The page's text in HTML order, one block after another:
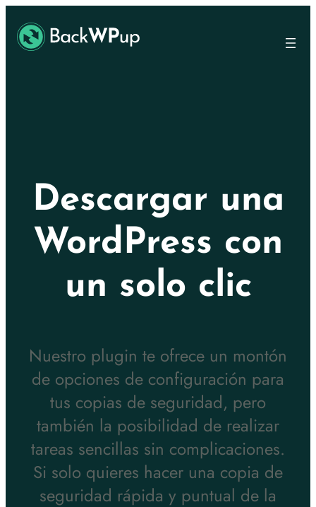
contenido
content
Descargar una
WordPress con
un solo clic
Nuestro plugin te ofrece un montón
de opciones de configuración para
tus copias de seguridad, pero
también la posibilidad de realizar
tareas sencillas sin complicaciones.
Si solo quieres hacer una copia de
seguridad rápida y puntual de la